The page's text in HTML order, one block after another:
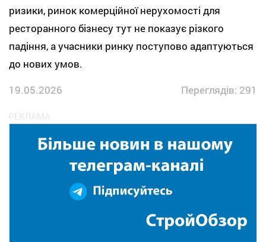
ризики, ринок комерційної нерухомості для
ресторанного бізнесу тут не показує різкого
падіння, а учасники ринку поступово адаптуються
до нових умов.
19.05.2026
Переглядів: 291